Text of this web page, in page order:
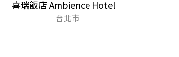
喜瑞飯店 Ambience Hotel
台北市